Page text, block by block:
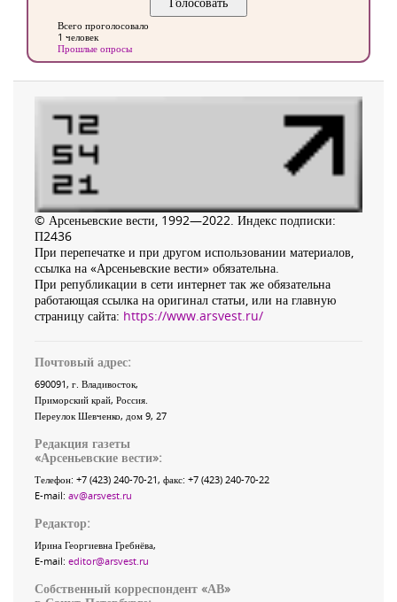
Всего проголосовало
1 человек
Прошлые опросы
© Арсеньевские вести, 1992—2022. Индекс подписки:
П2436
При перепечатке и при другом использовании материалов,
ссылка на «Арсеньевские вести» обязательна.
При републикации в сети интернет так же обязательна
работающая ссылка на оригинал статьи, или на главную
страницу сайта: https://www.arsvest.ru/
Почтовый адрес:
690091, г. Владивосток,
Приморский край, Россия
Переулок Шевченко, дом 9, 27
Редакция газеты
«Арсеньевские вести»:
Телефон: +7 (423) 240-70-21, факс: +7 (423) 240-70-22
E-mail: av@arsvest.ru
Редактор:
Ирина Георгиевна Гребнёва,
E-mail: editor@arsvest.ru
Собственный корреспондент «АВ»